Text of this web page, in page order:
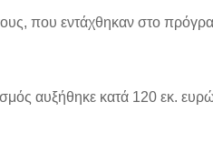
που εντάχθηκαν στο
αυξήθηκε κατά 120 εκ.